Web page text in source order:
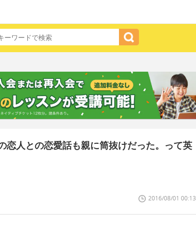
恋人との恋愛話も親に筒抜けだった。って英
2016/08/01 00:13